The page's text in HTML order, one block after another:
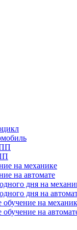
на механике
на автомате
дня на
дня на
обучение на
на